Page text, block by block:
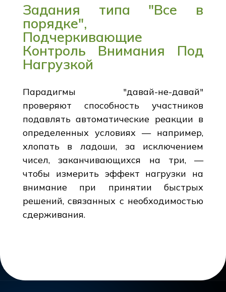
Задания типа "Все в
порядке",
Подчеркивающие
Контроль Внимания Под
Нагрузкой
Парадигмы "давай-не-давай"
проверяют способность участников
подавлять автоматические реакции в
определенных условиях — например,
хлопать в ладоши, за исключением
чисел, заканчивающихся на три, —
чтобы измерить эффект нагрузки на
внимание при принятии быстрых
решений, связанных с необходимостью
сдерживания.